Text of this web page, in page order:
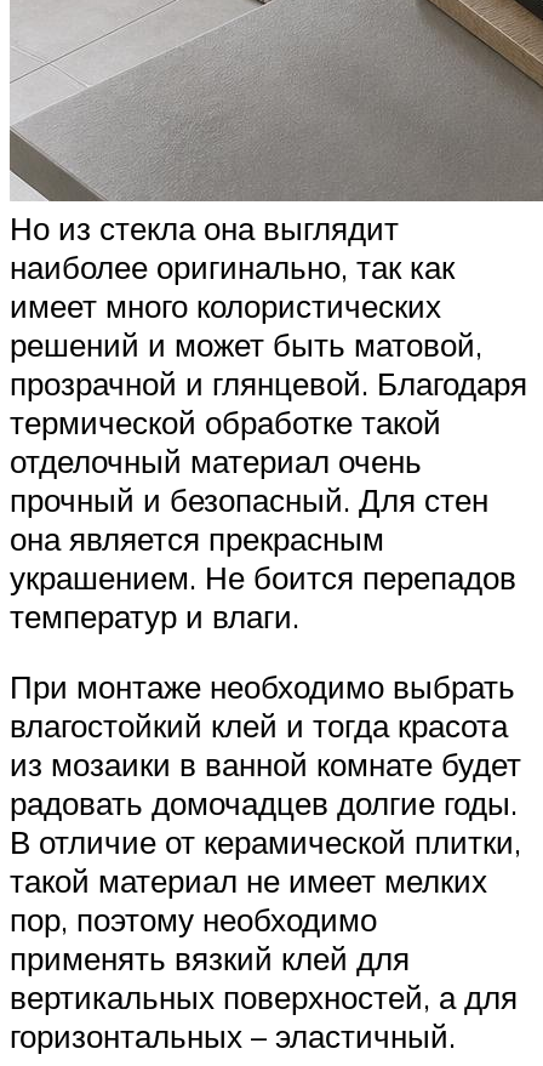
Но из стекла она выглядит
наиболее оригинально, так как
имеет много колористических
решений и может быть матовой,
прозрачной и глянцевой. Благодаря
термической обработке такой
отделочный материал очень
прочный и безопасный. Для стен
она является прекрасным
украшением. Не боится перепадов
температур и влаги.
При монтаже необходимо выбрать
влагостойкий клей и тогда красота
из мозаики в ванной комнате будет
радовать домочадцев долгие годы.
В отличие от керамической плитки,
такой материал не имеет мелких
пор, поэтому необходимо
применять вязкий клей для
вертикальных поверхностей, а для
горизонтальных – эластичный.